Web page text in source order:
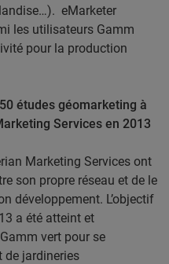
eMarketer
les utilisateurs Gamm
pour la production
études géomarketing à
Services en 2013
Marketing Services ont
son propre réseau et de le
développement. L’objectif
a été atteint et
vert pour se
de jardineries